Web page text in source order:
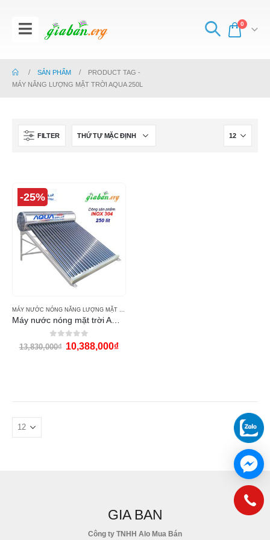
0
SẢN PHẨM
PRODUCT TAG -
MÁY NĂNG LƯỢNG MẶT TRỜI AQUA 250L
FILTER
-25%
0 out of 5
13,830,000₫ 10,388,000₫
GIA BAN
Công ty TNHH Alo Mua Bán